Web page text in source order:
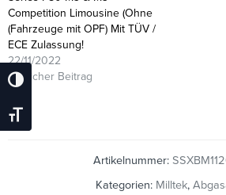
Umschalten Auf Hohe Kontraste
Schrift Vergrößern
Competition Limousine (Ohne
(Fahrzeuge mit OPF) Mit TÜV /
ECE Zulassung!
22/11/2022
Ähnlicher Beitrag
Artikelnummer:
Kategorien: Milltek,